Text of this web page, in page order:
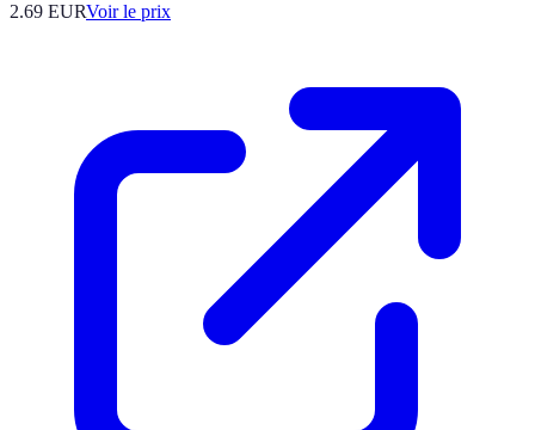
2.69 EURVoir le prix